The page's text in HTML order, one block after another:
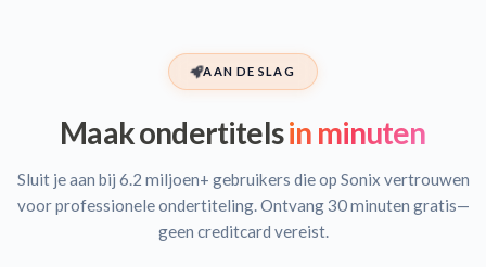
AAN DE SLAG
Maak ondertitelsin minuten
Sluit je aan bij 6.2 miljoen+ gebruikers die op Sonix vertrouwen
voor professionele ondertiteling. Ontvang 30 minuten gratis—
geen creditcard vereist.